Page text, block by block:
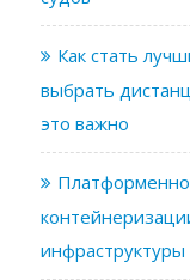
Как стать
выбрать
это важно
инфраструктуры